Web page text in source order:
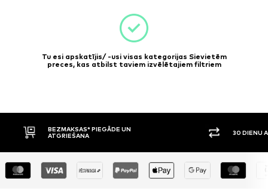
Tu esi apskatījis/ -usi visas kategorijas Sievietēm
preces, kas atbilst taviem izvēlētajiem filtriem
BEZMAKSAS* PIEGĀDE UN
ATGRIEŠANA
30 DIENU